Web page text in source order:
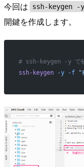
今回は
ssh-keygen -y
開鍵を作成します。
# ssh-keygen -y で秘
ssh-keygen -y -f "